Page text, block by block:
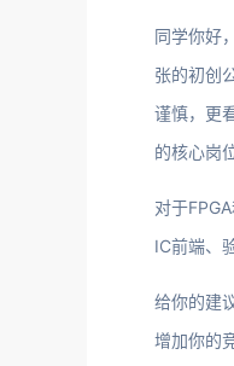
同学你好
张的初创
谨慎，更
的核心岗
对于
IC前端、
给你的建
增加你的